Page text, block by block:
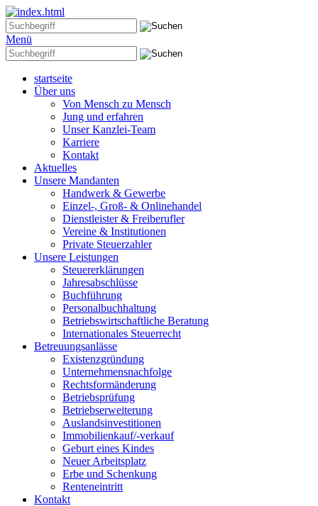
Menü
startseite
Über uns
Von Mensch zu Mensch
Jung und erfahren
Unser Kanzlei-Team
Karriere
Kontakt
Aktuelles
Unsere Mandanten
Handwerk & Gewerbe
Einzel-, Groß- & Onlinehandel
Dienstleister & Freiberufler
Vereine & Institutionen
Private Steuerzahler
Unsere Leistungen
Steuererklärungen
Jahresabschlüsse
Buchführung
Personalbuchhaltung
Betriebswirtschaftliche Beratung
Internationales Steuerrecht
Betreuungsanlässe
Existenzgründung
Unternehmensnachfolge
Rechtsformänderung
Betriebsprüfung
Betriebserweiterung
Auslandsinvestitionen
Immobilienkauf/-verkauf
Geburt eines Kindes
Neuer Arbeitsplatz
Erbe und Schenkung
Renteneintritt
Kontakt